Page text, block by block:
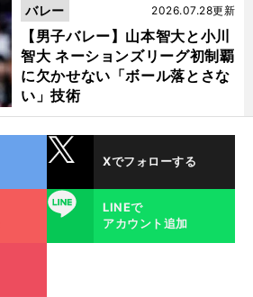
【男子バレー】山本智大と小川
智大 ネーションズリーグ初制覇
に欠かせない「ボール落とさな
い」技術
2026.07.28更新
バレー
Xでフォローする
LINE
LINEで
アカウント追加